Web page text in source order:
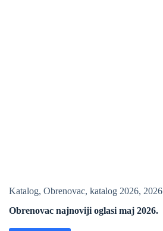
Katalog, Obrenovac, katalog 2026, 2026
Obrenovac najnoviji oglasi maj 2026.